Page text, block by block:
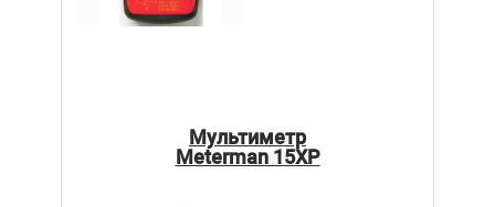
Мультиметр
Meterman 15XP